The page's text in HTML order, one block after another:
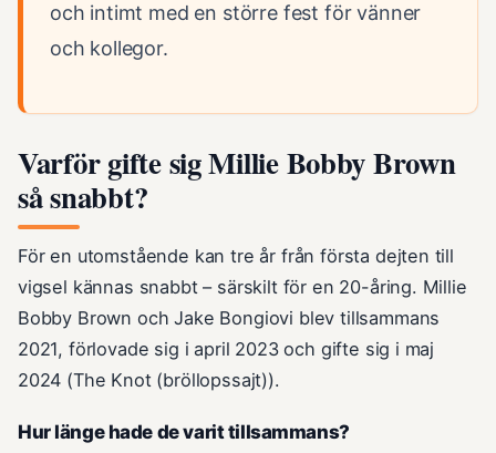
och intimt med en större fest för vänner
och kollegor.
Varför gifte sig Millie Bobby Brown
så snabbt?
För en utomstående kan tre år från första dejten till
vigsel kännas snabbt – särskilt för en 20-åring. Millie
Bobby Brown och Jake Bongiovi blev tillsammans
2021, förlovade sig i april 2023 och gifte sig i maj
2024 (The Knot (bröllopssajt)).
Hur länge hade de varit tillsammans?